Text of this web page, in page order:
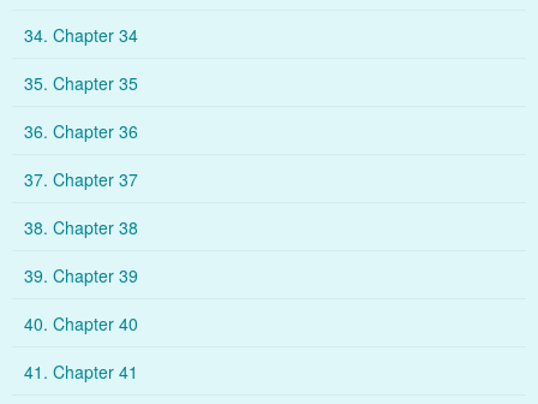
34. Chapter 34
35. Chapter 35
36. Chapter 36
37. Chapter 37
38. Chapter 38
39. Chapter 39
40. Chapter 40
41. Chapter 41